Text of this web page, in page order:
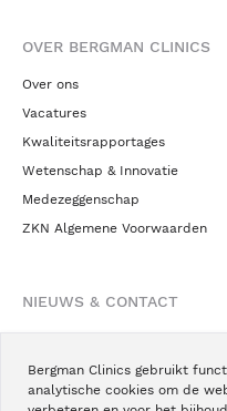
Bergman Clinics gebruikt
analytische cookies om de
OVER BERGMAN CLINICS
Over ons
Vacatures
Kwaliteitsrapportages
Wetenschap & Innovatie
Medezeggenschap
ZKN Algemene Voorwaarden
NIEUWS & CONTACT
Blogs
Podcast